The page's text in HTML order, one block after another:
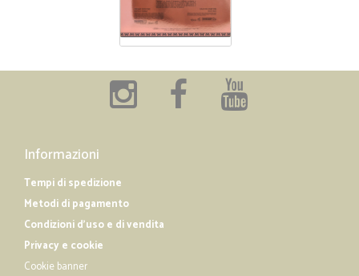
Informazioni
Tempi di spedizione
Metodi di pagamento
Condizioni d'uso e di vendita
Privacy e cookie
Cookie banner